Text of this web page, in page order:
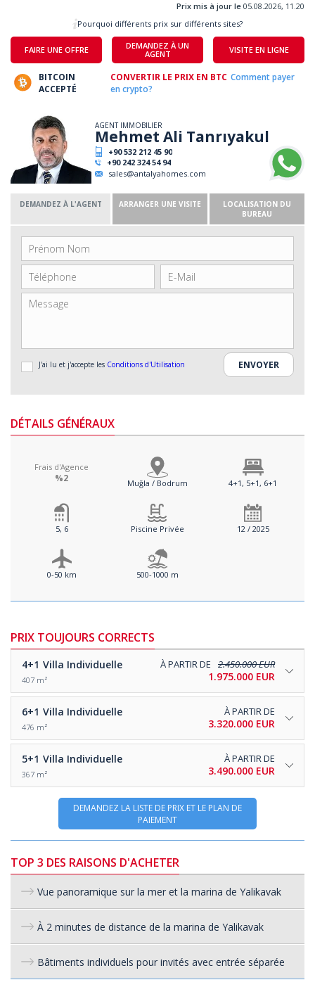
Prix mis à jour le 05.08.2026, 11.20
FAIRE UNE OFFRE
DEMANDEZ À UN
AGENT
VISITE EN LIGNE
Pourquoi différents prix sur différents sites?
BITCOIN
ACCEPTÉ
CONVERTIR LE PRIX EN BTC Comment payer
en crypto?
AGENT IMMOBILIER
Mehmet Ali Tanrıyakul
+90 532 212 45 90
+90 242 324 54 94
sales@antalyahomes.com
DEMANDEZ À L'AGENT ARRANGER UNE VISITE
LOCALISATION DU
BUREAU
J'ai lu et j'accepte les Conditions d'Utilisation
DÉTAILS GÉNÉRAUX
Frais d'Agence
%2 Muğla / Bodrum 4+1, 5+1, 6+1
5, 6 Piscine Privée 12 / 2025
0-50 km 500-1000 m
PRIX TOUJOURS CORRECTS
4+1 Villa Individuelle
407 m²
À PARTIR DE 2.450.000 EUR
1.975.000 EUR
6+1 Villa Individuelle
476 m²
À PARTIR DE
3.320.000 EUR
5+1 Villa Individuelle
367 m²
À PARTIR DE
3.490.000 EUR
DEMANDEZ LA LISTE DE PRIX ET LE PLAN DE
PAIEMENT
TOP 3 DES RAISONS D'ACHETER
Vue panoramique sur la mer et la marina de Yalikavak
À 2 minutes de distance de la marina de Yalikavak
Bâtiments individuels pour invités avec entrée séparée